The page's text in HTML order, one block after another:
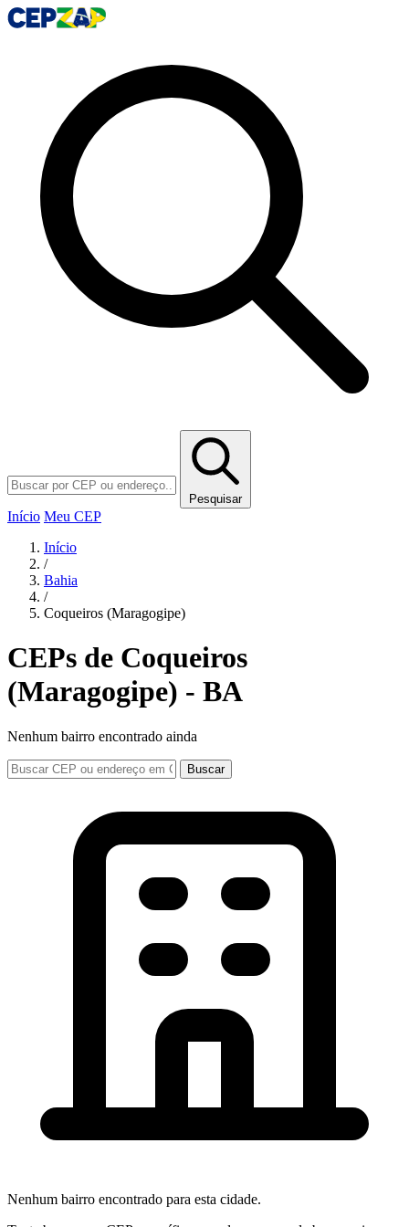
Pesquisar
Início Meu CEP
Início
/
Bahia
/
Coqueiros (Maragogipe)
CEPs de Coqueiros
(Maragogipe) - BA
Nenhum bairro encontrado ainda
Buscar
Nenhum bairro encontrado para esta cidade.